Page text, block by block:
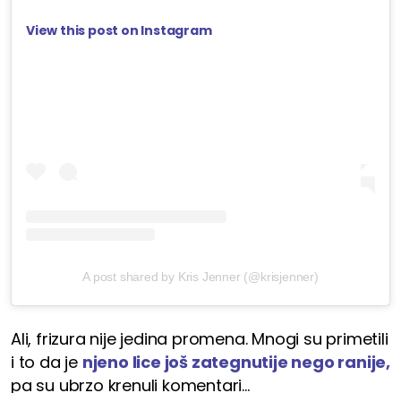
View this post on Instagram
A post shared by Kris Jenner (@krisjenner)
Ali, frizura nije jedina promena. Mnogi su primetili
i to da je njeno lice još zategnutije nego ranije,
pa su ubrzo krenuli komentari...